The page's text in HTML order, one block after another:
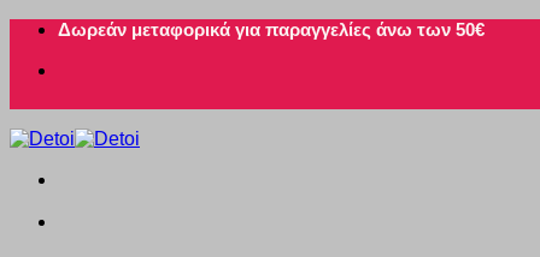
Μετάβαση
περιεχόμενο
Δωρεάν μεταφορικά για παραγγελίες άνω των 50€